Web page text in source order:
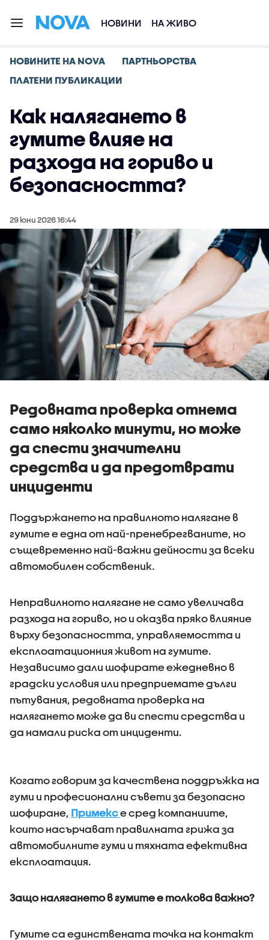
НОВИНИ НА ЖИВО
НОВИНИТЕ НА NOVA
ПАРТНЬОРСТВА
ПЛАТЕНИ ПУБЛИКАЦИИ
Как налягането в
гумите влияе на
разхода на гориво и
безопасността?
29 юни 2026 16:44
Редовната проверка отнема
само няколко минути, но може
да спести значителни
средства и да предотврати
инциденти
Поддържането на правилното налягане в
гумите е една от най-пренебрегваните, но
същевременно най-важни дейности за всеки
автомобилен собственик.
Неправилното налягане не само увеличава
разхода на гориво, но и оказва пряко влияние
върху безопасността, управляемостта и
експлоатационния живот на гумите.
Независимо дали шофирате ежедневно в
градски условия или предприемате дълги
пътувания, редовната проверка на
налягането може да ви спести средства и
да намали риска от инциденти.
Когато говорим за качествена поддръжка на
гуми и професионални съвети за безопасно
шофиране, Примексе сред компаниите,
които насърчават правилната грижа за
автомобилните гуми и тяхната ефективна
експлоатация.
Защо налягането в гумите е толкова важно?
Гумите са единствената точка на контакт